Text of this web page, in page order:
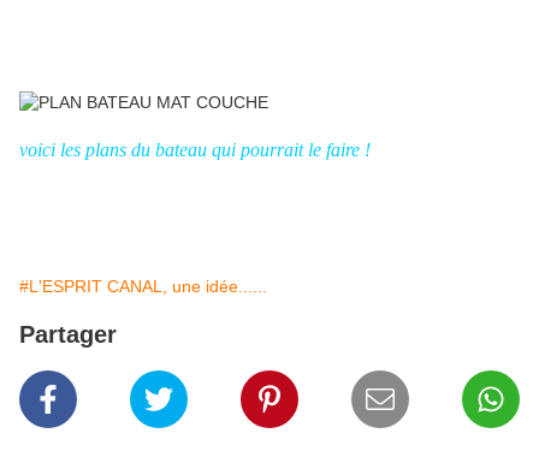
voici les plans du bateau qui pourrait le faire !
#L'ESPRIT CANAL, une idée......
Partager